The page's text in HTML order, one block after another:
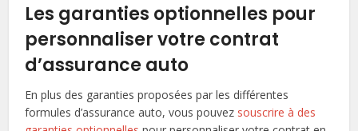
Les garanties optionnelles pour
personnaliser votre contrat
d’assurance auto
En plus des garanties proposées par les différentes
formules d’assurance auto, vous pouvez souscrire à des